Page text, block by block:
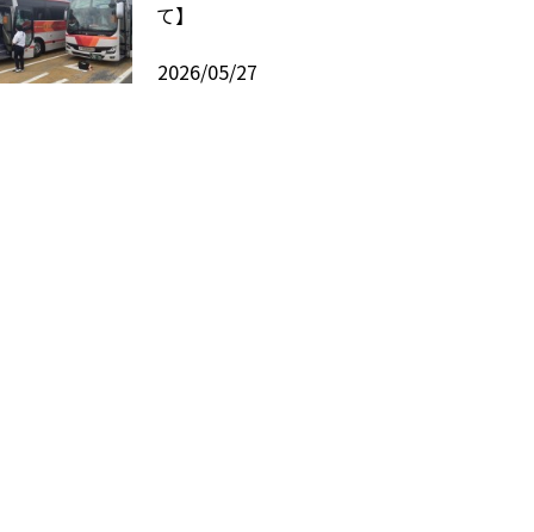
て】
2026/05/27